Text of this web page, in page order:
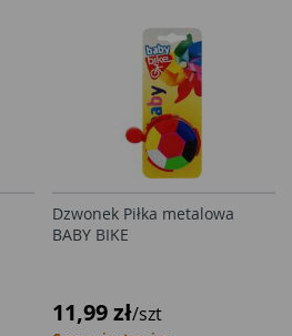
Dzwonek Piłka metalowa
BABY BIKE
11,99 zł/szt